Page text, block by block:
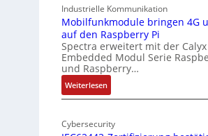
rI
a
n
d
E
g
9
-
Z
o
l
l
-
I
d
Industrielle Kommunikation
Mobilfunkmodule bringen 4G
auf den Raspberry Pi
Spectra erweitert mit der Calyx
Embedded Modul Serie
und Raspberry…
Weiterlesen:
M
b
Cybersecurity